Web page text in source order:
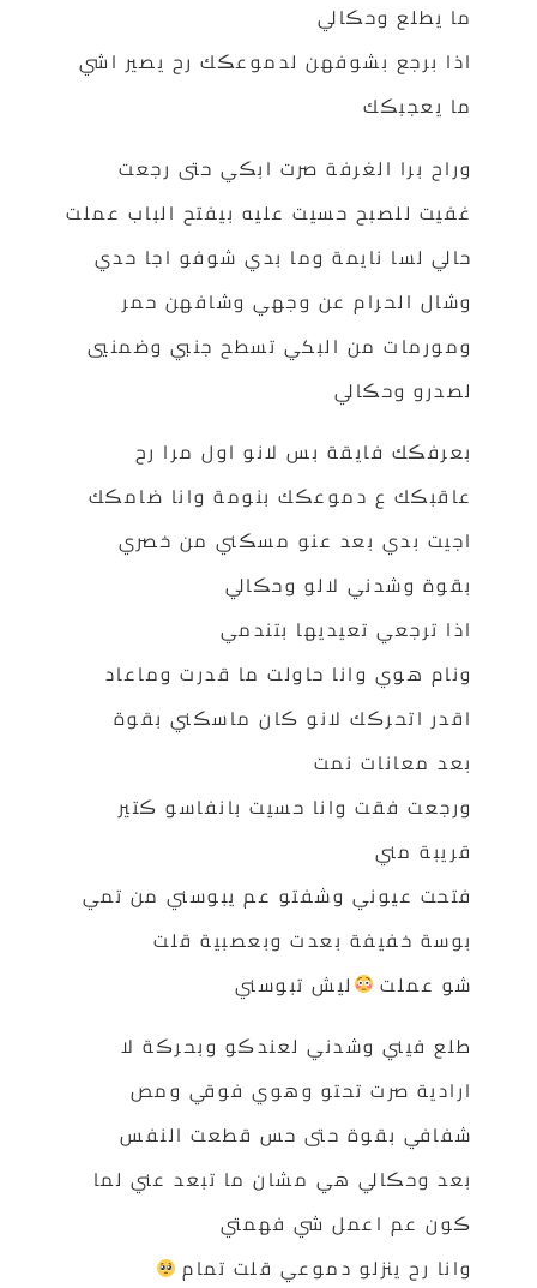
ما يطلع وحڪالي
اذا برجع بشوفهن لدموعڪك رح يصير اشي
ما يعجبڪك
وراح برا الغرفة صرت ابڪي حتى رجعت
غفيت للصبح حسيت عليه بيفتح الباب عملت
حالي لسا نايمة وما بدي شوفو اجا حدي
وشال الحرام عن وجهي وشافهن حمر
ومورمات من البكي تسطح جنبي وضمنيي
لصدرو وحڪالي
بعرفڪك فايقة بس لانو اول مرا رح
عاقبڪك ع دموعڪك بنومة وانا ضامڪك
اجيت بدي بعد عنو مسڪني من خصري
بقوة وشدني لالو وحڪالي
اذا ترجعي تعيديها بتندمي
ونام هوي وانا حاولت ما قدرت وماعاد
اقدر اتحرڪك لانو ڪان ماسڪني بقوة
بعد معانات نمت
ورجعت فقت وانا حسيت بانفاسو ڪتير
قريبة مني
فتحت عيوني وشفتو عم يبوسني من تمي
بوسة خفيفة بعدت وبعصبية قلت
شو عملت
ليش تبوسني
طلع فيني وشدني لعندڪو وبحرڪة لا
ارادية صرت تحتو وهوي فوقي ومص
شفافي بقوة حتى حس قطعت النفس
بعد وحڪالي هي مشان ما تبعد عني لما
ڪون عم اعمل شي فهمتي
وانا رح ينزلو دموعي قلت تمام